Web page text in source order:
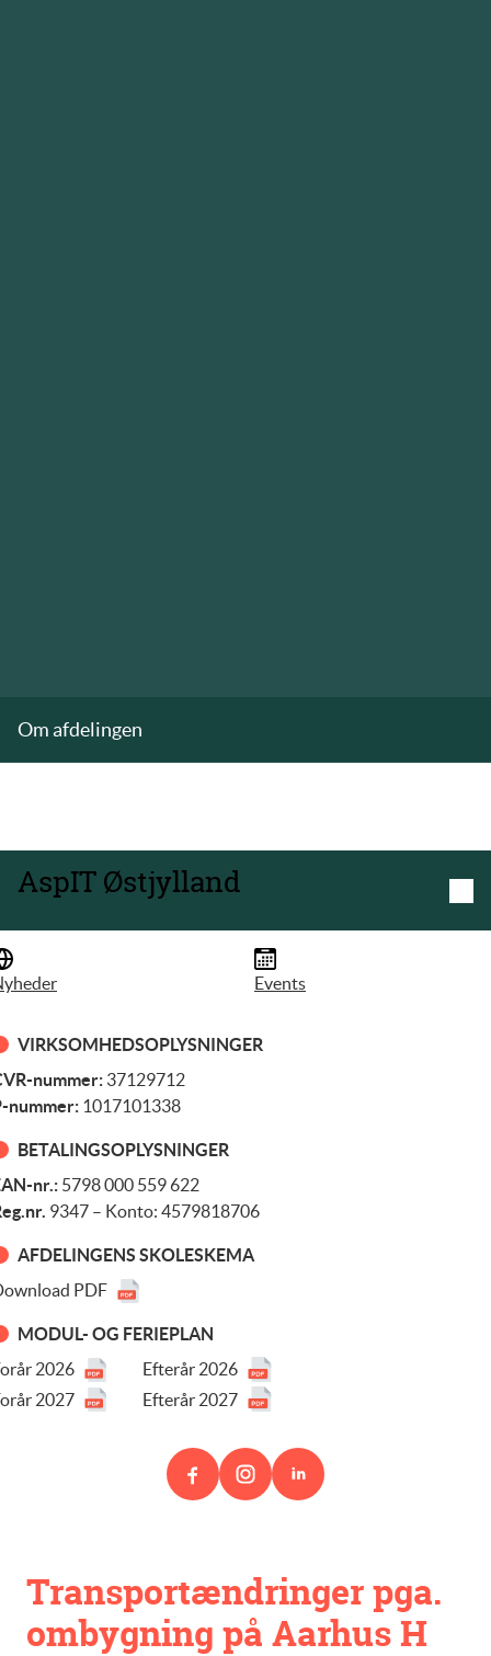
Om afdelingen
Transportændringer pga.
ombygning på Aarhus H
AspIT Østjylland
Events
VIRKSOMHEDSOPLYSNINGER
nummer: 37129712
nummer: 1017101338
BETALINGSOPLYSNINGER
nr.: 5798 000 559 622
9347 – Konto: 4579818706
AFDELINGENS SKOLESKEMA
PDF
MODUL- OG FERIEPLAN
2026
Efterår 2026
2027
Efterår 2027